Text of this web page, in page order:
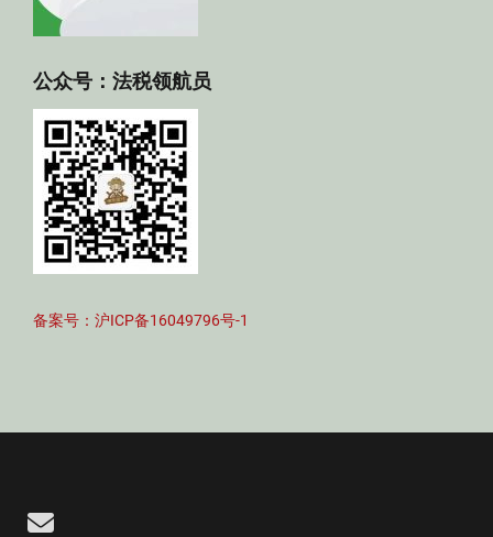
公众号：法税领航员
备案号：沪ICP备16049796号-1
Email